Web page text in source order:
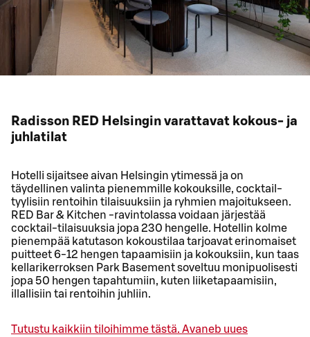
Radisson RED Helsingin varattavat kokous- ja
juhlatilat
Hotelli sijaitsee aivan Helsingin ytimessä ja on
täydellinen valinta pienemmille kokouksille, cocktail-
tyylisiin rentoihin tilaisuuksiin ja ryhmien majoitukseen.
RED Bar & Kitchen -ravintolassa voidaan järjestää
cocktail-tilaisuuksia jopa 230 hengelle. Hotellin kolme
pienempää katutason kokoustilaa tarjoavat erinomaiset
puitteet 6-12 hengen tapaamisiin ja kokouksiin, kun taas
kellarikerroksen Park Basement soveltuu monipuolisesti
jopa 50 hengen tapahtumiin, kuten liiketapaamisiin,
illallisiin tai rentoihin juhliin.
Tutustu kaikkiin tiloihimme tästä. Avaneb uues